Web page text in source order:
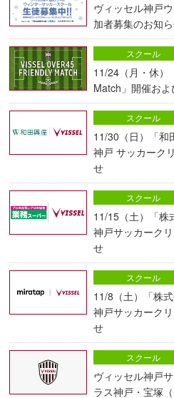
ヴィッセル神戸
加者募集のお知
11/24（月・休）
Match」開催お
スクール
11/30（日）「和
神戸 サッカーク
せ
スクール
11/15（土）「株
神戸サッカーク
せ
スクール
11/8（土）「株
神戸サッカーク
せ
スクール
ヴィッセル神戸
ラス神戸・宝塚
スクール